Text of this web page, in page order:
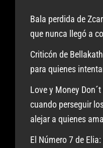
Bala perdida de
que nunca llegó a
Criticón de
para quienes
Love y Money
cuando perseguir
alejar a quienes
El Número 7 de